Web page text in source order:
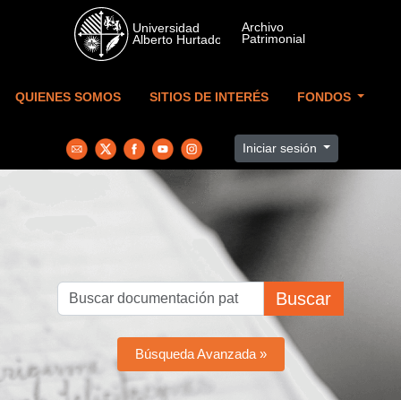
Skip to main content
QUIENES SOMOS SITIOS DE INTERÉS FONDOS
Iniciar sesión
Buscar
Búsqueda Avanzada »